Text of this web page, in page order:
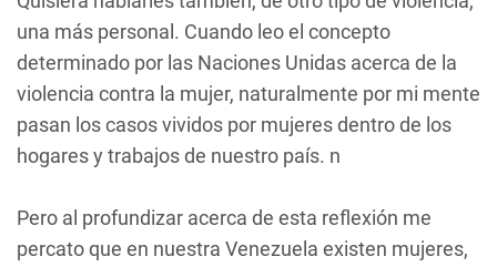
una más personal. Cuando leo el concepto
determinado por las Naciones Unidas acerca de la
violencia contra la mujer, naturalmente por mi mente
pasan los casos vividos por mujeres dentro de los
hogares y trabajos de nuestro país. n
Pero al profundizar acerca de esta reflexión me
percato que en nuestra Venezuela existen mujeres,